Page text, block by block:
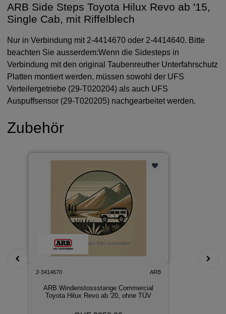
ARB Side Steps Toyota Hilux Revo ab '15,
Single Cab, mit Riffelblech
Nur in Verbindung mit 2-4414670 oder 2-4414640. Bitte
beachten Sie ausserdem:Wenn die Sidesteps in
Verbindung mit den original Taubenreuther Unterfahrschutz
Platten montiert werden, müssen sowohl der UFS
Verteilergetriebe (29-T020204) als auch UFS
Auspuffsensor (29-T020205) nachgearbeitet werden.
Zubehör
2-3414670 ARB
ARB Windenstossstange Commercial
Toyota Hilux Revo ab '20, ohne TÜV